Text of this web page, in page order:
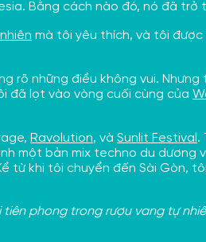
Bằng cách nào đó, nó đã
mà tôi yêu thích, và tôi được
rõ những điều không vui.
đã lọt vào vòng cuối cùng của
Ravolution, và Sunlit Festival .
một bản mix techno du dương
khi tôi chuyển đến Sài Gòn,
phong trong rượu vang tự